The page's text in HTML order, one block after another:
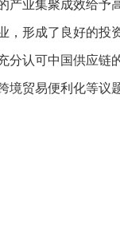
产业集聚成效给
，形成了良好的
认可中国供应链
境贸易便利化等议